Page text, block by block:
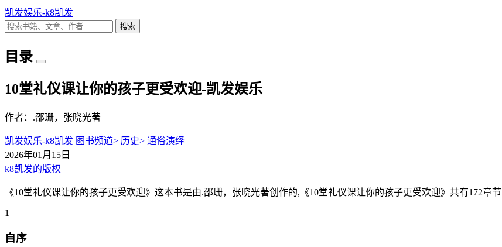
凯发娱乐-k8凯发
搜索
目录
10堂礼仪课让你的孩子更受欢迎-凯发娱乐
作者：.邵珊，张晓光著
凯发娱乐-k8凯发 图书频道> 历史> 通俗演绎
2026年01月15日
k8凯发的版权
《10堂礼仪课让你的孩子更受欢迎》这本书是由.邵珊，张晓光著创作的,《10堂礼仪课让你的孩子更受欢迎》共有172章节
1
自序